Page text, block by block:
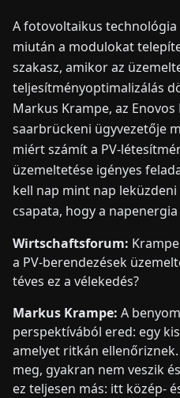
KAPCSOLAT
A fotovoltaikus
miután a modulokat
szakasz, amikor az
teljesítményoptimalizálás
Markus Krampe, az
saarbrückeni ügyvezetője
miért számít a PV-
üzemeltetése igényes
kell nap mint nap
csapata, hogy a
Wirtschaftsforum:
a PV-berendezések
téves ez a vélekedés?
Markus Krampe: A
perspektívából ered: egy
amelyet ritkán
meg, gyakran nem veszik
ez teljesen más: itt közép-